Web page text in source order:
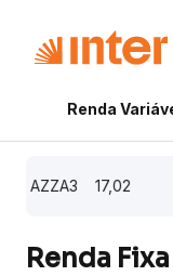
Renda
AZZA3 17,02
Renda Fixa